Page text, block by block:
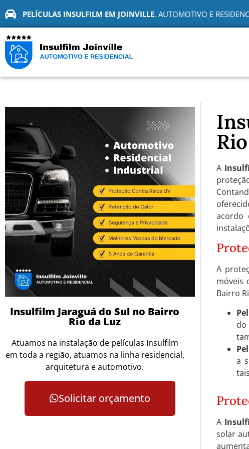
PELÍCULAS INSULFILM EM JOINVILLE, AUTOMOTIVO E
Insulfilm Jaraguá do Sul no Bairro
Rio da Luz
Atuamos na instalação de películas Insulfilm
em toda a região, atuamos na linha residencial,
arquitetura e automotivo.
Solicitar orçamento
A
acordo
A
móveis
Bairro
a
A
solar